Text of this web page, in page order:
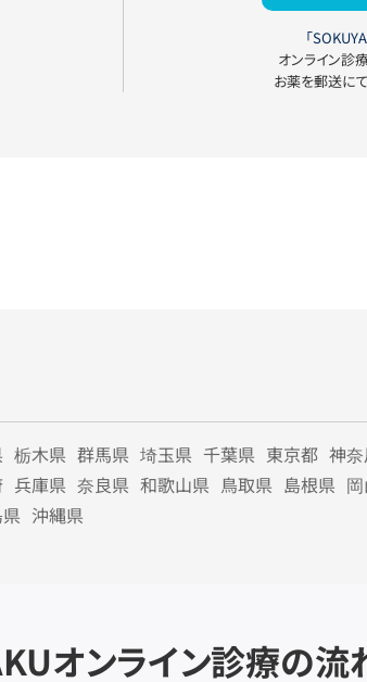
「
オンライン診
お薬を郵送に
栃木県 群馬県 埼玉県 千葉県 東京都 神
兵庫県 奈良県 和歌山県 鳥取県 島根県
沖縄県
オンライン診療の流